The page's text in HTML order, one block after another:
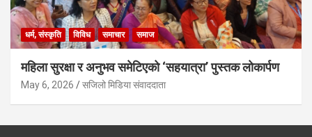
धर्म, संस्कृति विविध समाचार समाज
महिला सुरक्षा र अनुभव समेटिएको ‘सहयात्रा’ पुस्तक लोकार्पण
May 6, 2026 सजिलो मिडिया संवाददाता